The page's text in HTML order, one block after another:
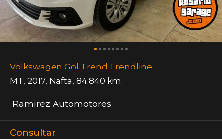
Volkswagen Gol Trend Trendline
MT, 2017, Nafta, 84.840 km.
Ramirez Automotores
Consultar